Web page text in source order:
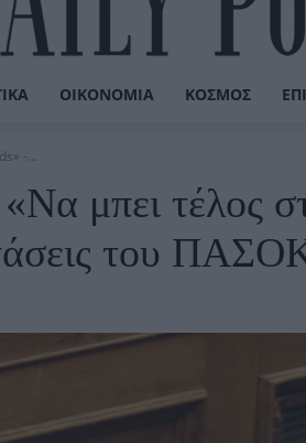
ΟΙΚΟΝΟΜΊΑ ΚΌΣΜΟΣ
-...
μπει τέλος
του